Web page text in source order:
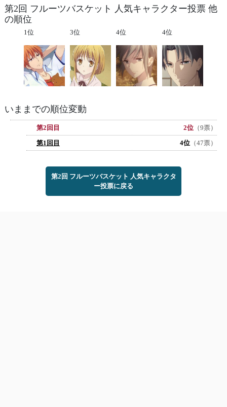
第2回 フルーツバスケット 人気キャラクター投票 他
の順位
1位 3位 4位 4位
いままでの順位変動
第2回目 2位 （9票）
第1回目
4位 （47票）
第2回 フルーツバスケット 人気キャラクタ
ー投票に戻る